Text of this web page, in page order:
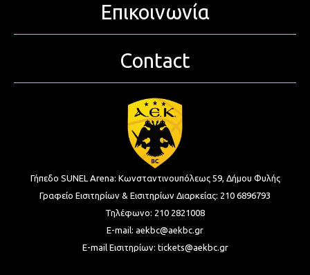
Επικοινωνία
Contact
Γήπεδο SUNEL Arena: Κωνσταντινουπόλεως 59, Δήμου Φυλής
Γραφείο Εισιτηρίων & Εισιτηρίων Διαρκείας: 210 6896793
Τηλέφωνο: 210 2821008
E-mail: aekbc@aekbc.gr
E-mail Εισιτηρίων: tickets@aekbc.gr